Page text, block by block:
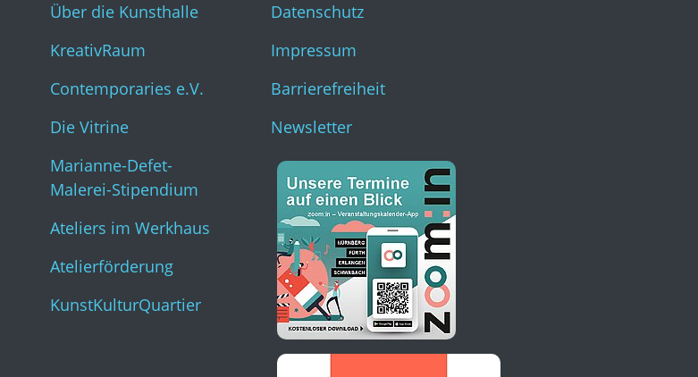
Über die Kunsthalle
KreativRaum
Contemporaries e.V.
Die Vitrine
Marianne-Defet-
Malerei-Stipendium
Ateliers im Werkhaus
Atelierförderung
KunstKulturQuartier
Datenschutz
Impressum
Barrierefreiheit
Newsletter